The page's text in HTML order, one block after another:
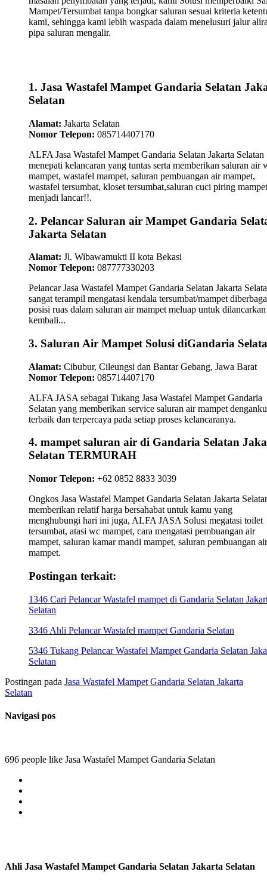
Mampet/Tersumbat tanpa bongkar saluran sesuai kriteria
kami, sehingga kami lebih waspada dalam menelusuri jalur
pipa saluran mengalir.
1. Jasa Wastafel Mampet Gandaria Selatan
Selatan
Alamat: Jakarta Selatan
Nomor Telepon: 085714407170
ALFA Jasa Wastafel Mampet Gandaria Selatan Jakarta Selatan
menepati kelancaran yang tuntas serta memberikan saluran air
mampet, wastafel mampet, saluran pembuangan air mampet,
wastafel tersumbat, kloset tersumbat,saluran cuci piring mampet
menjadi lancar!!.
2. Pelancar Saluran air Mampet Gandaria
Jakarta Selatan
Alamat: Jl. Wibawamukti II kota Bekasi
Nomor Telepon: 087777330203
Pelancar Jasa Wastafel Mampet Gandaria Selatan Jakarta
sangat terampil mengatasi kendala tersumbat/mampet
posisi ruas dalam saluran air mampet meluap untuk dilancarkan
kembali...
3. Saluran Air Mampet Solusi diGandaria
Alamat: Cibubur, Cileungsi dan Bantar Gebang, Jawa Barat
Nomor Telepon: 085714407170
ALFA JASA sebagai Tukang Jasa Wastafel Mampet Gandaria
Selatan yang memberikan service saluran air mampet
terbaik dan terpercaya pada setiap proses kelancaranya.
4. mampet saluran air di Gandaria Selatan
Selatan TERMURAH
Nomor Telepon: +62 0852 8833 3039
Ongkos Jasa Wastafel Mampet Gandaria Selatan Jakarta
memberikan relatif harga bersahabat untuk kamu yang
menghubungi hari ini juga, ALFA JASA Solusi megatasi toilet
tersumbat, atasi wc mampet, cara mengatasi pembuangan air
mampet, saluran kamar mandi mampet, saluran pembuangan air
mampet.
Postingan terkait:
1346 Cari Pelancar Wastafel mampet di Gandaria Selatan
Selatan
3346 Ahli Pelancar Wastafel mampet Gandaria Selatan
5346 Tukang Pelancar Wastafel Mampet Gandaria Selatan
Selatan
Postingan pada Jasa Wastafel Mampet Gandaria Selatan Jakarta
Selatan
Navigasi pos
696 people like Jasa Wastafel Mampet Gandaria Selatan
Ahli Jasa Wastafel Mampet Gandaria Selatan Jakarta Selatan